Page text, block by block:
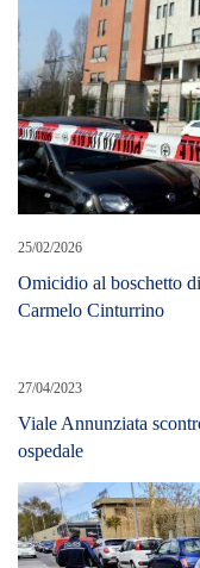
25/02/2026
Omicidio al boschetto
Carmelo Cinturrino
27/04/2023
Viale Annunziata
ospedale